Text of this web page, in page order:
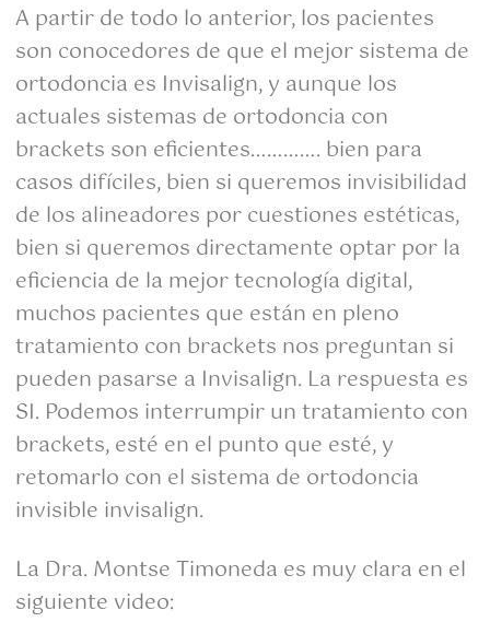
A partir de todo lo anterior, los pacientes
son conocedores de que el mejor sistema de
ortodoncia es Invisalign, y aunque los
actuales sistemas de ortodoncia con
brackets son eficientes…………. bien para
casos difíciles, bien si queremos invisibilidad
de los alineadores por cuestiones estéticas,
bien si queremos directamente optar por la
eficiencia de la mejor tecnología digital,
muchos pacientes que están en pleno
tratamiento con brackets nos preguntan si
pueden pasarse a Invisalign. La respuesta es
SI. Podemos interrumpir un tratamiento con
brackets, esté en el punto que esté, y
retomarlo con el sistema de ortodoncia
invisible invisalign.
La Dra. Montse Timoneda es muy clara en el
siguiente video: